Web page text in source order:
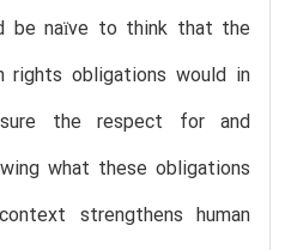
be naïve to think that the
rights obligations would in
the respect for and
what these obligations
strengthens human